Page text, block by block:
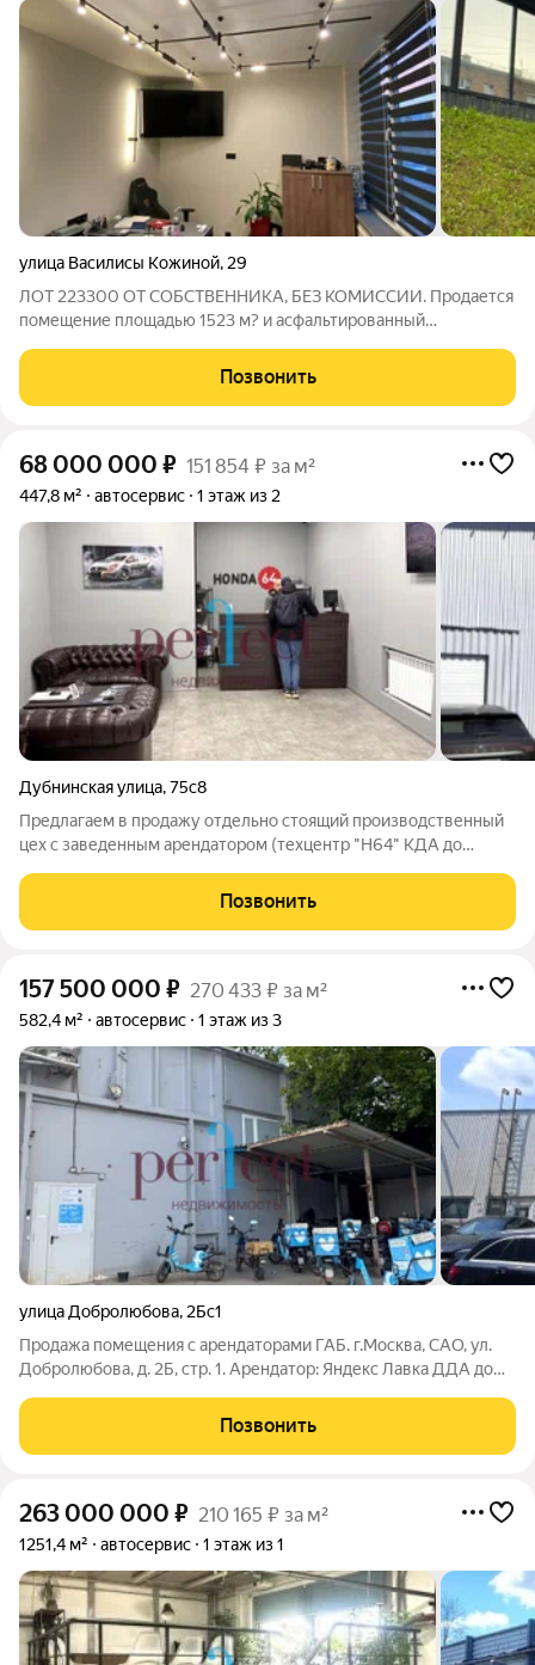
улица Василисы Кожиной, 29
ЛОТ 223300 ОТ СОБСТВЕННИКА, БЕЗ КОМИССИИ. Продается
помещение площадью 1523 м? и асфальтированный
собственности. Парковка на 90-100 м/м. Здание ангарного
типа с двумя сквозными въездами-выездами. Оно
Позвонить
68 000 000 ₽ 151 854 ₽ за м²
447,8 м² автосервис 1 этаж из 2
Дубнинская улица,75с8
Предлагаем в продажу отдельно стоящий производственный
цех с заведенным арендатором (техцентр "Н64" КДА до
Дубнинская, д. 75, стр. 8, полезная площадь помещение 203,5
м2 (ЕГРН). Земельный
Позвонить
157 500 000 ₽ 270 433 ₽ за м²
582,4 м² автосервис 1 этаж из 3
улица Добролюбова, 2Бс1
Продажа помещения с арендаторами ГАБ. г.Москва, САО, ул.
Добролюбова, д. 2Б, стр. 1. Арендатор: Яндекс Лавка ДДА до
индексация. Описание объекта: 582,4 м2 1 этаж Категория
объекта: Склад,
Позвонить
263 000 000 ₽ 210 165 ₽ за м²
1251,4 м² автосервис 1 этаж из 1